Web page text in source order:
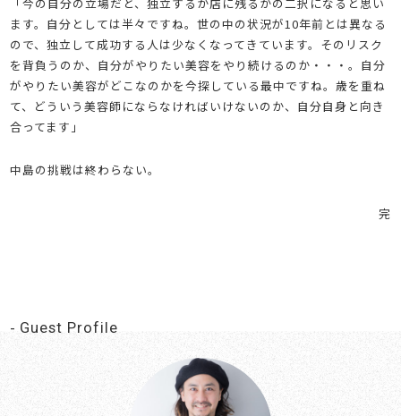
ます。自分としては半々ですね。世の中の状況が10年前とは異なる
ので、独立して成功する人は少なくなってきています。そのリスク
を背負うのか、自分がやりたい美容をやり続けるのか・・・。自分
がやりたい美容がどこなのかを今探している最中ですね。歳を重ね
て、どういう美容師にならなければいけないのか、自分自身と向き
合ってます」
中島の挑戦は終わらない。
完
Guest Profile